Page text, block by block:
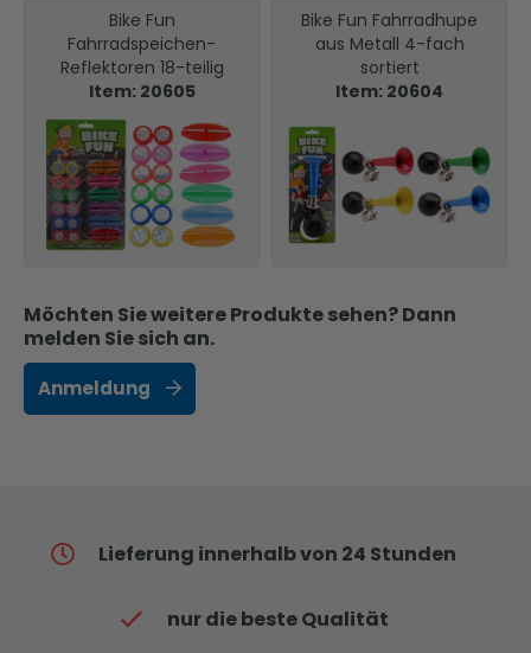
Bike Fun
Fahrradspeichen-
Reflektoren 18-teilig
Item: 20605
Bike Fun Fahrradhupe
aus Metall 4-fach
sortiert
Item: 20604
Möchten Sie weitere Produkte sehen? Dann
melden Sie sich an.
Anmeldung
Lieferung innerhalb von 24 Stunden
nur die beste Qualität